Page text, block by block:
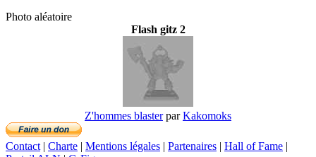
Photo aléatoire
Flash gitz 2
Z'hommes blasterparKakomoks
Contact| Charte | Mentions légales | Partenaires | Hall of Fame |